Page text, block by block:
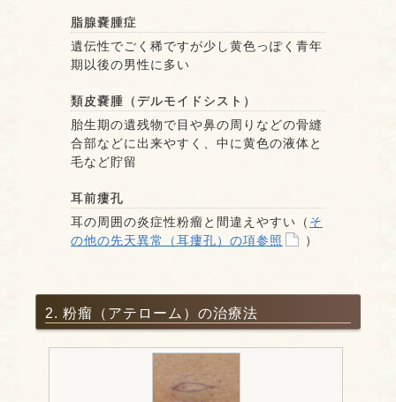
脂腺嚢腫症
遺伝性でごく稀ですが少し黄色っぽく青年
期以後の男性に多い
類皮嚢腫（デルモイドシスト）
胎生期の遺残物で目や鼻の周りなどの骨縫
合部などに出来やすく、中に黄色の液体と
毛など貯留
耳前瘻孔
耳の周囲の炎症性粉瘤と間違えやすい（ そ
の他の先天異常（耳瘻孔）の項参照
）
2. 粉瘤（アテローム）の治療法